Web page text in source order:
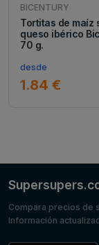
BICENTURY
Tortitas de maíz
queso ibérico
70 g.
desde
1.84 €
Compara precios de
Información